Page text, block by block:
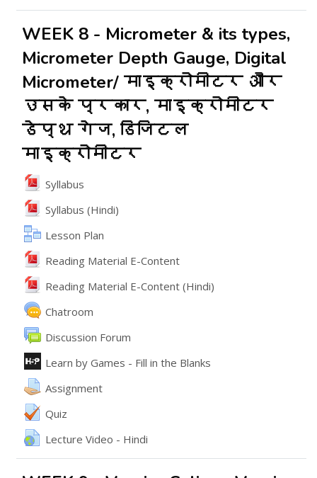
WEEK 8 - Micrometer & its types,
Micrometer Depth Gauge, Digital
Micrometer/ माइक्रोमीटर और
उसके प्रकार, माइक्रोमीटर
डेप्थ गेज, डिजिटल
माइक्रोमीटर
Syllabus
File
Syllabus (Hindi)
File
Lesson Plan
Reading Material E-Content
File
Reading Material E-Content (Hindi)
File
Chatroom
Discussion Forum
వేదిక
Learn by Games - Fill in the Blanksఇంటరాక్టివ్ కంటెంట్
Assignment
అసైన్మెంట్
Quiz
Lecture Video - Hindi
URL